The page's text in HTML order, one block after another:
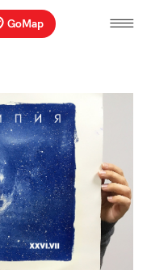
GoMap